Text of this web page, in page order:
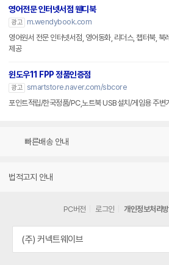
영어전문 인터넷서점 웬디북
광고
m.wendybook.com
영어원서 전문 인터넷서점, 영어동화, 리더스, 챕터북, 북
제공
윈도우11 FPP 정품인증점
광고 smartstore.naver.com/sbcore
포인트적립/한국정품/PC,노트북 USB설치/게임용 주변
빠른배송 안내
법적고지 안내
PC버전 로그인 개인정보처리
(주) 커넥트웨이브